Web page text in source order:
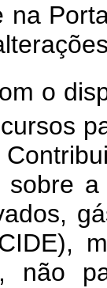
na
o
sobre
não